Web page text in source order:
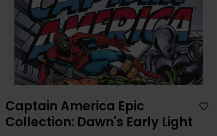
Captain America Epic
Collection: Dawn's Early Light